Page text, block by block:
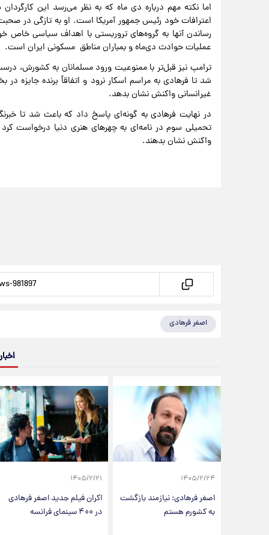
اما نکته مهم درباره دی ماه که به نظر می‌رسد این
اعترافات خود رئیس جمهور آمریکا است. او به تازگی در
رساندن آنها به گروه‌های تروریستی با اهداف سیاسی خاص
عملیات حوادث دی‌ماه و بمباران مناطق مسکونی ایران است.
ترامپ نیز قبل‌تر با ممنوعیت ورود مسلمانان به کشورش،
شد تا فرهادی به مراسم اسکار نرود و اتفاقاً برنده جایزه
غیرانسانی واکنش نشان بدهد.
در نهایت فرهادی به گونه‌ای پاسخ داد که باعث شد تا
تحمیلی سوم در نامه‌ای به چهرهای هنری دنیا درخواست
واکنش نشان بدهند.
اصغر فرهادی
۱۴۰۵/۲/۲۴
اصغر فرهادی: نیازمند بازگشت
به کشورم هستم
۱۴۰۵/۲/۲۱
اکران فیلم جدید اصغر فرهادی
در ۴۰۰ سینمای فرانسه